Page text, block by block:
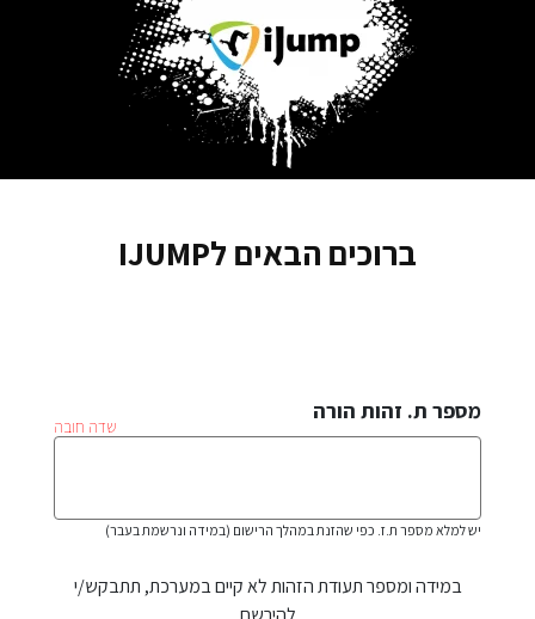
ברוכים הבאים לIJUMP
מספר ת. זהות הורה
יש למלא מספר ת.ז. כפי שהזנת במהלך הרישום (במידה ונרשמת בעבר)
במידה ומספר תעודת הזהות לא קיים במערכת, תתבקש/י